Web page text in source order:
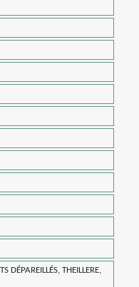
DÉPAREILLÉS, THEILLERE,